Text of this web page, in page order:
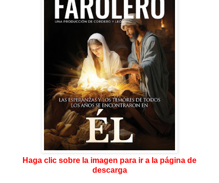
Haga clic sobre la imagen para ir a la página de
descarga